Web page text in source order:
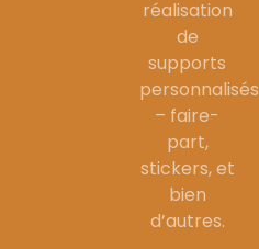
réalisation
de
supports
personnalisés
– faire-
part,
stickers, et
bien
d’autres.